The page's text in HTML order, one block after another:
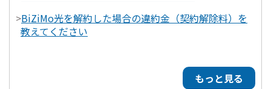
>BiZiMo光を解約した場合の違約金（契約解除料）を
教えてください
もっと見る